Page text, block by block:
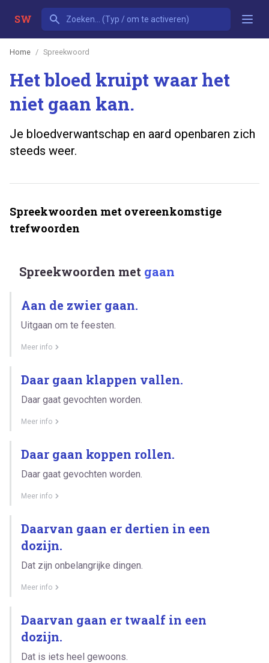
SW
Home Spreekwoord
Het bloed kruipt waar het
niet gaan kan.
Je bloedverwantschap en aard openbaren zich
steeds weer.
Spreekwoorden met overeenkomstige
trefwoorden
Spreekwoorden met gaan
Aan de zwier gaan.
Uitgaan om te feesten.
Meer info
Daar gaan klappen vallen.
Daar gaat gevochten worden.
Meer info
Daar gaan koppen rollen.
Daar gaat gevochten worden.
Meer info
Daarvan gaan er dertien in een
dozijn.
Dat zijn onbelangrijke dingen.
Meer info
Daarvan gaan er twaalf in een
dozijn.
Dat is iets heel gewoons.